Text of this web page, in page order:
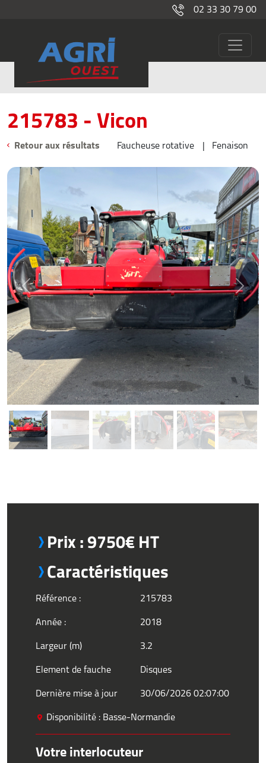
02 33 30 79 00
Occasions215783
215783 - Vicon
Retour aux résultats Faucheuse rotative Fenaison
Previous Next
Prix : 9750€ HT
Caractéristiques
Référence :
215783
Année :
2018
Largeur (m)
3.2
Element de fauche
Disques
Dernière mise à jour
30/06/2026 02:07:00
Disponibilité : Basse-Normandie
Votre interlocuteur